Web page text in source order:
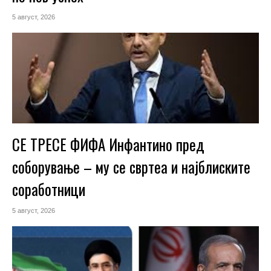
5 август, 2026
СЕ ТРЕСЕ ФИФА Инфантино пред
соборување – му се свртеа и најблиските
соработници
5 август, 2026